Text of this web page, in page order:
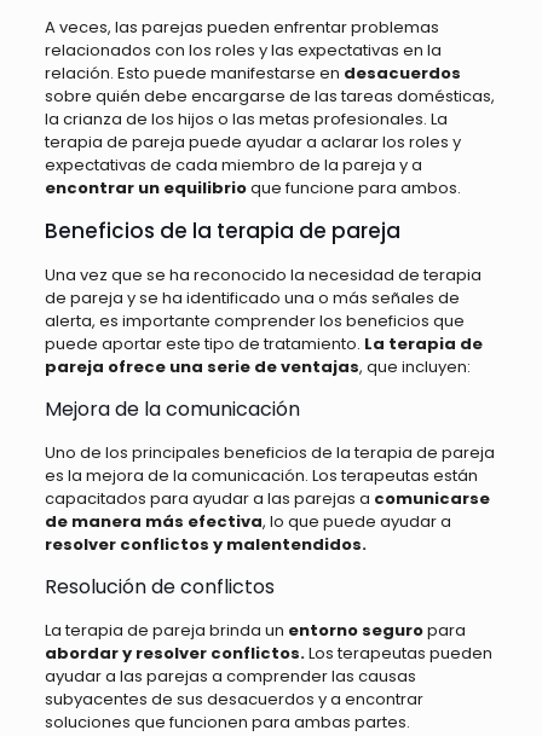
A veces, las parejas pueden enfrentar problemas
relacionados con los roles y las expectativas en la
relación. Esto puede manifestarse en desacuerdos
sobre quién debe encargarse de las tareas domésticas,
la crianza de los hijos o las metas profesionales. La
terapia de pareja puede ayudar a aclarar los roles y
expectativas de cada miembro de la pareja y a
encontrar un equilibrioque funcione para ambos.
Beneficios de la terapia de pareja
Una vez que se ha reconocido la necesidad de terapia
de pareja y se ha identificado una o más señales de
alerta, es importante comprender los beneficios que
puede aportar este tipo de tratamiento. La terapia de
pareja ofrece una serie de ventajas, que incluyen:
Mejora de la comunicación
Uno de los principales beneficios de la terapia de pareja
es la mejora de la comunicación. Los terapeutas están
capacitados para ayudar a las parejas a comunicarse
de manera más efectiva, lo que puede ayudar a
resolver conflictos y malentendidos.
Resolución de conflictos
La terapia de pareja brinda un entorno seguropara
abordar y resolver conflictos.Los terapeutas pueden
ayudar a las parejas a comprender las causas
subyacentes de sus desacuerdos y a encontrar
soluciones que funcionen para ambas partes.